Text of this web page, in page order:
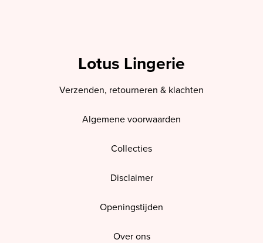
Lotus Lingerie
Verzenden, retourneren & klachten
Algemene voorwaarden
Collecties
Disclaimer
Openingstijden
Over ons